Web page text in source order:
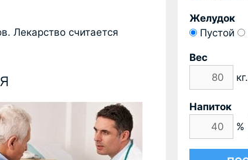
Лекарство считается
Желудок
Пустой
Вес
кг.
Напиток
%